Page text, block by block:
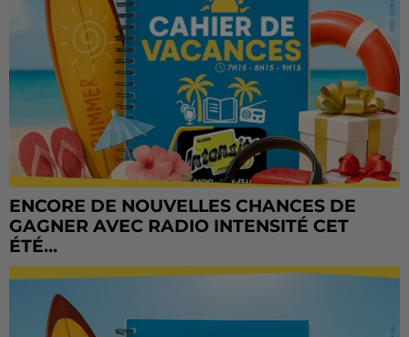
ENCORE DE NOUVELLES CHANCES DE
GAGNER AVEC RADIO INTENSITÉ CET
ÉTÉ...